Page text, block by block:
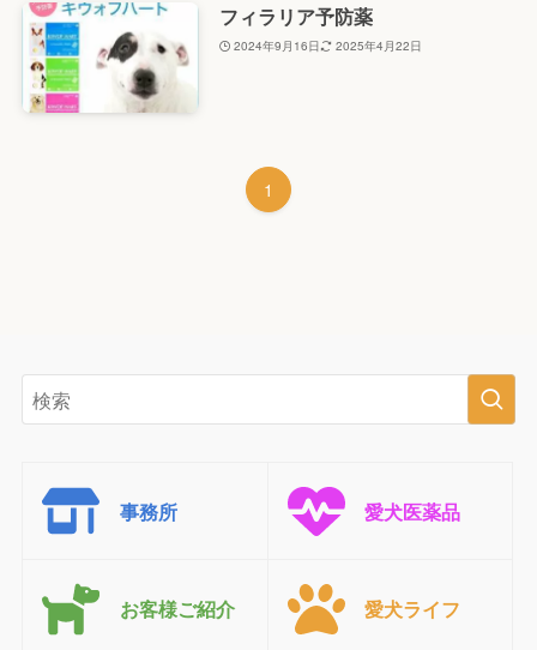
フィラリア予防薬
2024年9月16日 2025年4月22日
1
事務所 愛犬医薬品
お客様ご紹介 愛犬ライフ